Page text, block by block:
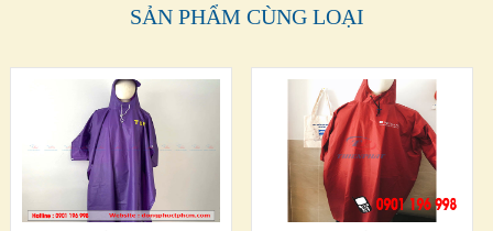
SẢN PHẨM CÙNG LOẠI